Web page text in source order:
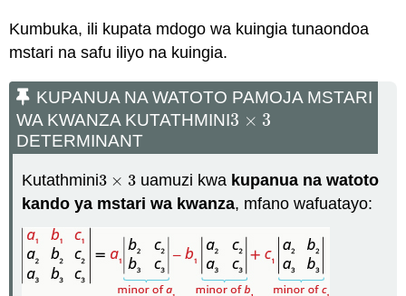
Kumbuka, ili kupata mdogo wa kuingia tunaondoa
mstari na safu iliyo na kuingia.
KUPANUA NA WATOTO PAMOJA MSTARI
WA KWANZA KUTATHMINI3 × 3
3 ×3
DETERMINANT
Kutathmini3 × 3
3 ×3 uamuzi kwa kupanua na watoto
kando ya mstari wa kwanza, mfano wafuatayo: